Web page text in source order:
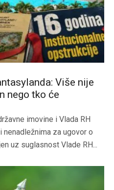
Više nije
nego tko će
imovine i Vlada RH
za ugovor o
uz suglasnost Vlade RH...